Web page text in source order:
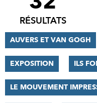
RÉSULTATS
RÉSULTATS
AUVERS ET VAN GOGH
EXPOSITION ILS
LE MOUVEMENT